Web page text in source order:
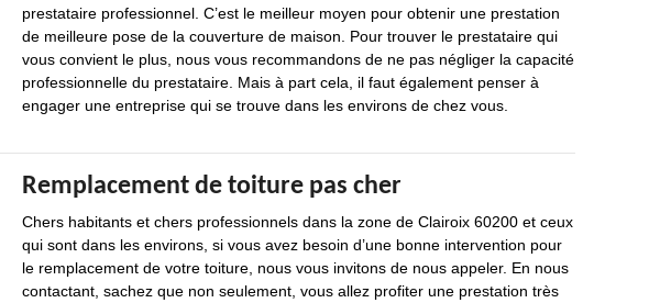
prestataire professionnel. C’est le meilleur moyen pour obtenir une prestation
de meilleure pose de la couverture de maison. Pour trouver le prestataire qui
vous convient le plus, nous vous recommandons de ne pas négliger la capacité
professionnelle du prestataire. Mais à part cela, il faut également penser à
engager une entreprise qui se trouve dans les environs de chez vous.
Remplacement de toiture pas cher
Chers habitants et chers professionnels dans la zone de Clairoix 60200 et ceux
qui sont dans les environs, si vous avez besoin d’une bonne intervention pour
le remplacement de votre toiture, nous vous invitons de nous appeler. En nous
contactant, sachez que non seulement, vous allez profiter une prestation très